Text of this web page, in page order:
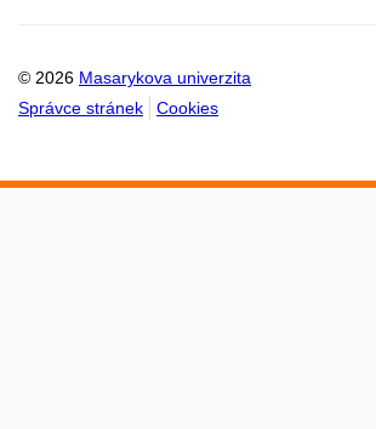
© 2026 Masarykova univerzita
Správce stránek
Cookies